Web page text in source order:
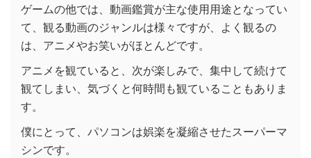
ゲームの他では、動画鑑賞が主な使用用途となってい
て、観る動画のジャンルは様々ですが、よく観るの
は、アニメやお笑いがほとんどです。
アニメを観ていると、次が楽しみで、集中して続けて
観てしまい、気づくと何時間も観ていることもありま
す。
僕にとって、パソコンは娯楽を凝縮させたスーパーマ
シンです。